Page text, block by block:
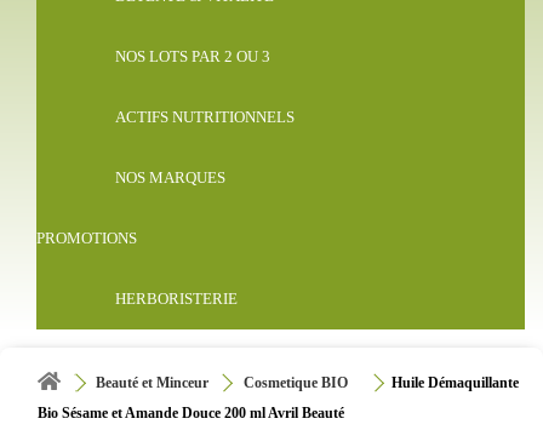
NOS LOTS PAR 2 OU 3
ACTIFS NUTRITIONNELS
NOS MARQUES
PROMOTIONS
HERBORISTERIE
Beauté et Minceur Cosmetique BIO
Huile Démaquillante
Bio Sésame et Amande Douce 200 ml Avril Beauté